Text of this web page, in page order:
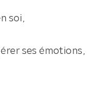
soi,
ses émotions,